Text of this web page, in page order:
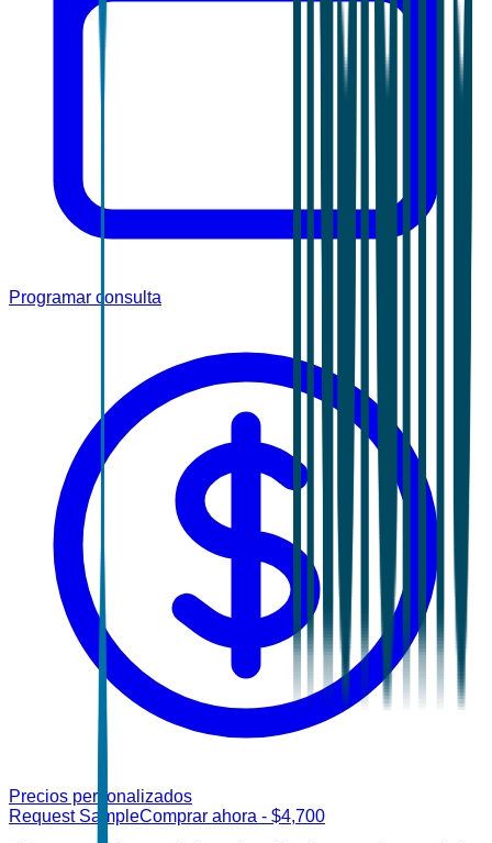
Programar consulta
Precios personalizados
Request SampleComprar ahora - $4,700